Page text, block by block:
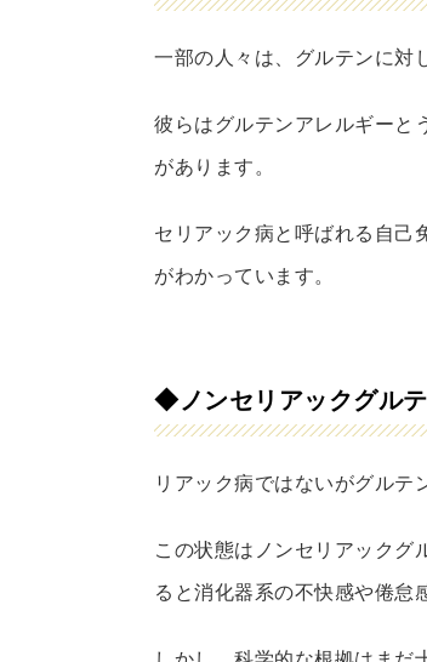
一部の人々は、グルテンに対
彼らはグルテンアレルギーと
があります。
セリアック病と呼ばれる自己
がわかっています。
◆ノンセリアックグルテ
リアック病ではないがグルテ
この状態はノンセリアックグ
ると消化器系の不快感や倦怠